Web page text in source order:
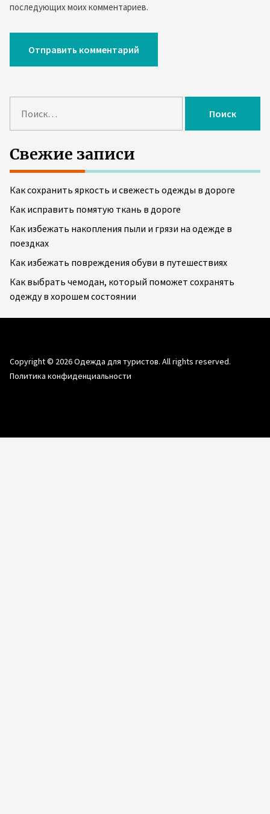
последующих моих комментариев.
й
т
и
:
Свежие записи
Как сохранить яркость и свежесть одежды в дороге
Как исправить помятую ткань в дороге
Как избежать накопления пыли и грязи на одежде в
поездках
Как избежать повреждения обуви в путешествиях
Как выбрать чемодан, который поможет сохранять
одежду в хорошем состоянии
Copyright © 2026Одежда для туристов. All rights reserved.
Политика конфиденциальности